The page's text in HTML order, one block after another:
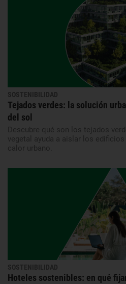
SOSTENIBILIDAD
Tejados verdes: la solución
del sol
Descubre qué son los tejados
vegetal ayuda a aislar los
calor urbano.
SOSTENIBILIDAD
Hoteles sostenibles: en qué